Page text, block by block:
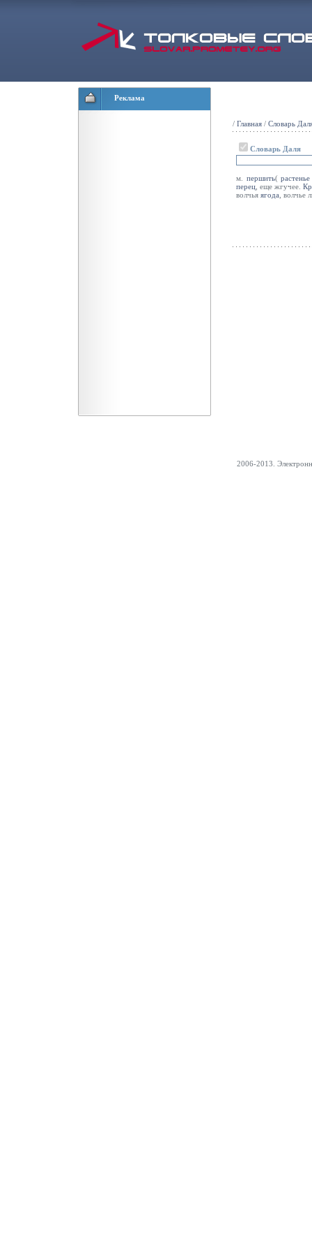
Реклама
/ Главная / Словарь
Словарь Даля
м. першить(растенье
перец , еще жгучее.
волчья ягода , волчье
2006-2013.